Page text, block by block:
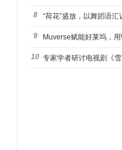
城”音乐
8 “荷花”盛放，以舞蹈语
9 Muverse赋能好莱坞，
10 专家学者研讨电视剧《雪